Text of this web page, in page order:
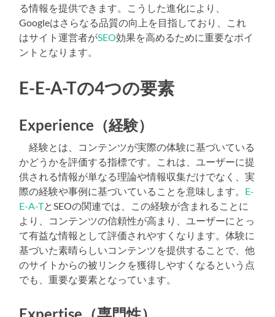
る情報を提供できます。こうした進化により、
Googleはさらなる品質の向上を目指しており、これ
はサイト運営者がSEO効果を高めるために重要なポイ
ントとなります。
E-E-A-Tの4つの要素
Experience（経験）
経験とは、コンテンツが実際の体験に基づいている
かどうかを評価する指標です。これは、ユーザーに提
供される情報が単なる理論や情報収集だけでなく、実
際の経験や事例に基づいていることを意味します。 E-
E-A-TとSEOの関連では、この経験が含まれることに
より、コンテンツの信頼性が高まり、ユーザーにとっ
て有益な情報として評価されやすくなります。体験に
基づいた素晴らしいコンテンツを提供することで、他
のサイトからの被リンクを獲得しやすくなるという点
でも、重要な要素となっています。